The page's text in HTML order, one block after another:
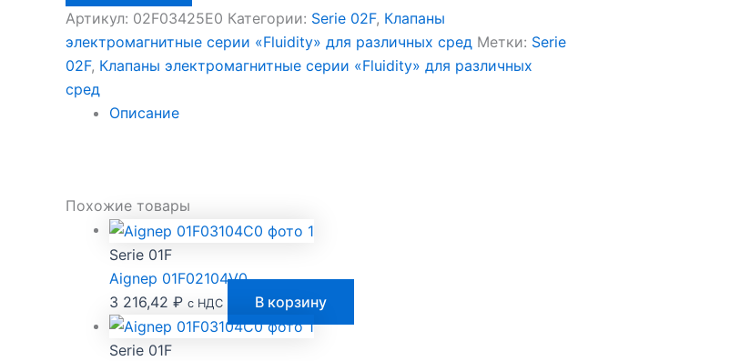
Aignep
02F03425E0
Артикул: 02F03425E0 Категории: Serie 02F, Клапаны
электромагнитные серии «Fluidity» для различных сред Метки: Serie
02F, Клапаны электромагнитные серии «Fluidity» для различных
сред
Описание
Похожие товары
Serie 01F
Aignep 01F02104V0
3 216,42 ₽ с НДС В корзину
Serie 01F